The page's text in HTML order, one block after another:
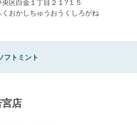
区白金１丁目２１?１５
おかしちゅうおうくしろがね
フトミント
店